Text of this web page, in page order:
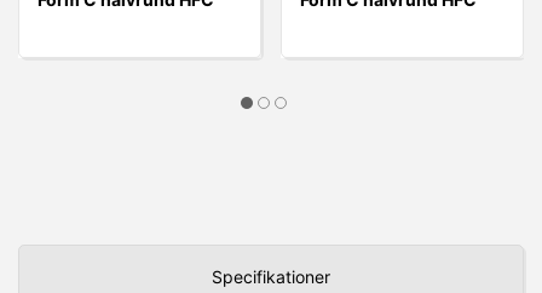
Specifikationer